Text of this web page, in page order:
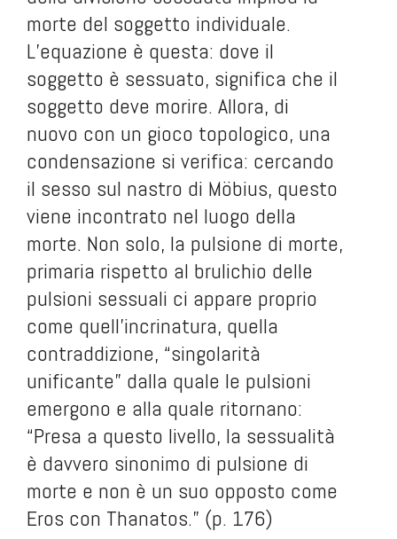
morte del soggetto individuale.
L’equazione è questa: dove il
soggetto è sessuato, significa che il
soggetto deve morire. Allora, di
nuovo con un gioco topologico, una
condensazione si verifica: cercando
il sesso sul nastro di Möbius, questo
viene incontrato nel luogo della
morte. Non solo, la pulsione di morte,
primaria rispetto al brulichio delle
pulsioni sessuali ci appare proprio
come quell’incrinatura, quella
contraddizione, “singolarità
unificante” dalla quale le pulsioni
emergono e alla quale ritornano:
“Presa a questo livello, la sessualità
è davvero sinonimo di pulsione di
morte e non è un suo opposto come
Eros con Thanatos.” (p. 176)